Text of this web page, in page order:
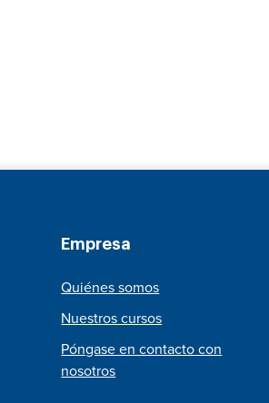
Empresa
Quiénes somos
Nuestros cursos
Póngase en contacto con
nosotros